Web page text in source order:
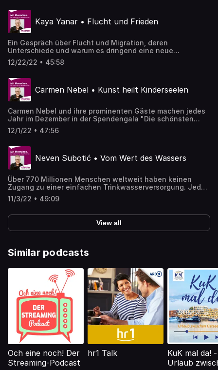
für ihr Leben bekommen – das macht der Chefmoderator
von RTL-Aktuell seit 30 Jahren.
Kaya Yanar • Flucht und Frieden
Ein Gespräch über Flucht und Migration, deren
Unterschiede und warum es dringend eine neue
Erzählweise braucht. Comedian Kaya Yanar kann dabei
sicher behilflich sein.
12/22/22 • 45:58
Carmen Nebel • Kunst heilt Kinderseelen
Carmen Nebel und ihre prominenten Gäste machen jedes
Jahr im Dezember in der Spendengala "Die schönsten
Weihnachts-Hits" auf Menschen aufmerksam, denen wir
zur Weihnachtszeit neue Hoffnung schenken können.
Südadfrika und hat erlebt, wie ein von Miesereor
unterstütztes Projekt Kindern Kraft und Hoffnung für eine
bessere Zukunft gibt.
12/1/22 • 47:56
Neven Subotić • Vom Wert des Wassers
Über 770 Millionen Menschen weltweit haben keinen
Zugang zu einer einfachen Trinkwasserversorgung. Jeder
fünfte Mensch weltweit hat keine einfache sanitäre
Versorgung. In diesem Podcast treffen zwei Menschen
Fußballprofi Neven Subotić und Jutta Himmelsbach, die
als Referentin für Wasser- und Sanitärversorgung
Projekte betreut.
11/3/22 • 49:09
View all
Similar podcasts
Och eine noch! Der
Streaming-Podcast
hr1 Talk
KuK mal da! -
Urlaub